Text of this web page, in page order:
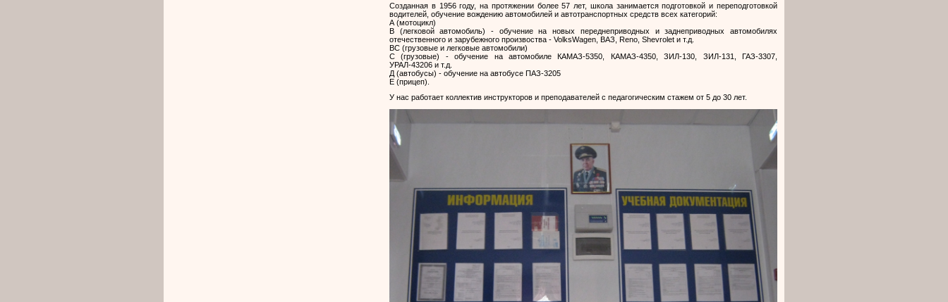
Созданная в 1956 году, на протяжении более 57 лет, школа занимается подготовкой и переподготовкой
водителей, обучение вождению автомобилей и автотранспортных средств всех категорий:
А (мотоцикл)
В (легковой автомобиль) - обучение на новых переднеприводных и заднеприводных автомобилях
отечественного и зарубежного произвоства - VolksWagen, ВАЗ, Reno, Shevrolet и т.д.
ВС (грузовые и легковые автомобили)
С (грузовые) - обучение на автомобиле КАМАЗ-5350, КАМАЗ-4350, ЗИЛ-130, ЗИЛ-131, ГАЗ-3307,
УРАЛ-43206 и т.д.
Д (автобусы) - обучение на автобусе ПАЗ-3205
Е (прицеп).
У нас работает коллектив инструкторов и преподавателей с педагогическим стажем от 5 до 30 лет.